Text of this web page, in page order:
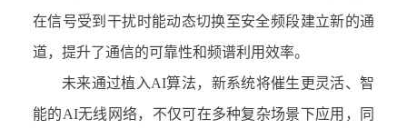
在信号受到干扰时能动态切换至安全频段建立新的通
道，提升了通信的可靠性和频谱利用效率。
未来通过植入AI算法，新系统将催生更灵活、智
能的AI无线网络，不仅可在多种复杂场景下应用，同